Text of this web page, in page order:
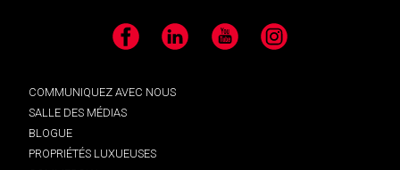
Facebook LinkedIn YouTube Instagram
COMMUNIQUEZ AVEC NOUS
SALLE DES MÉDIAS
BLOGUE
PROPRIÉTÉS LUXUEUSES